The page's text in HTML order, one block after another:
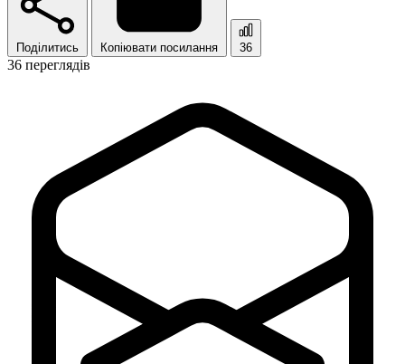
Поділитись Копіювати посилання 36
36 переглядів